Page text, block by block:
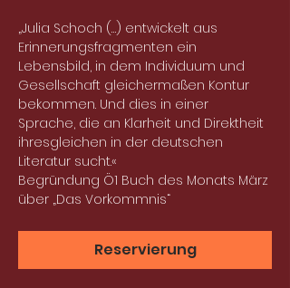
„Julia Schoch (…) entwickelt aus
Erinnerungsfragmenten ein
Lebensbild, in dem Individuum und
Gesellschaft gleichermaßen Kontur
bekommen. Und dies in einer
Sprache, die an Klarheit und Direktheit
ihresgleichen in der deutschen
Literatur sucht.«
Begründung Ö1 Buch des Monats März
über „Das Vorkommnis“
Reservierung